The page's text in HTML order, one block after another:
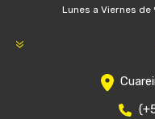
Lunes a Viernes de